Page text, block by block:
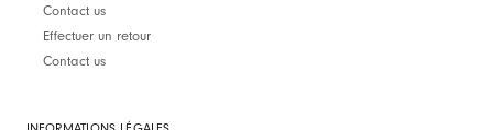
Contact us
Effectuer un retour
Contact us